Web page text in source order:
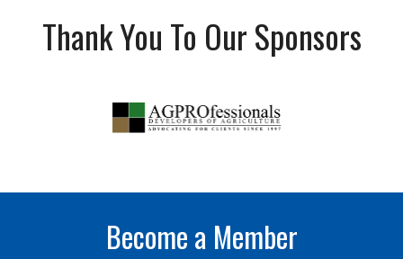
Thank You To Our Sponsors
Become a Member